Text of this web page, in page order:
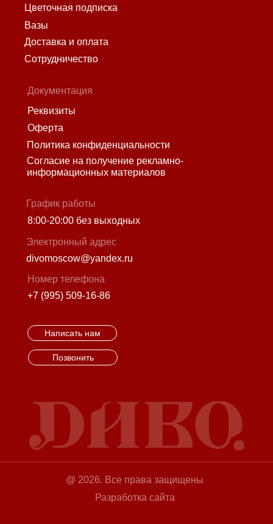
Доставка и оплата
Сотрудничество
Цветочная подписка
Вазы
Позвонить
Написать нам
Реквизиты
Политика конфиденциальности
Согласие на получение рекламно-
информационных материалов
Оферта
8:00-20:00 без выходных
divomoscow@yandex.ru
+7 (995) 509-16-86
Электронный адрес
Номер телефона
График работы
Документация
Разработка сайта
@ 2026. Все права защищены